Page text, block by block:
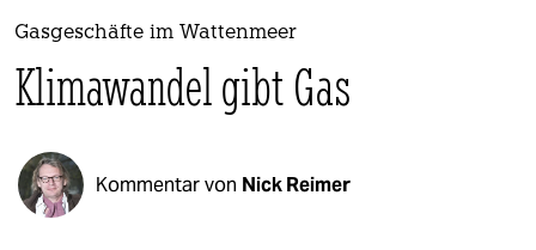
themen
politik
öko
gesellschaft
Gasgeschäfte im Wattenmeer
Klimawandel gibt Gas
Kommentar von Nick Reimer